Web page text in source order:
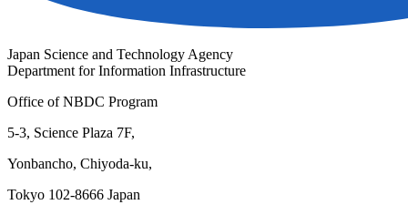
Japan Science and Technology Agency
Department for Information Infrastructure
Office of NBDC Program
5-3, Science Plaza 7F,
Yonbancho, Chiyoda-ku,
Tokyo 102-8666 Japan